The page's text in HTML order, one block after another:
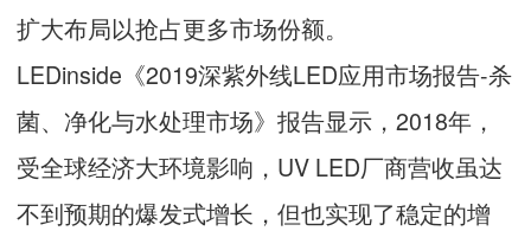
扩大布局以抢占更多市场份额。
LEDinside《2019深紫外线LED应用市场报告-杀
菌、净化与水处理市场》报告显示，2018年，
受全球经济大环境影响，UV LED厂商营收虽达
不到预期的爆发式增长，但也实现了稳定的增